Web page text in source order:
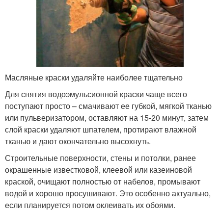
Масляные краски удаляйте наиболее тщательно
Для снятия водоэмульсионной краски чаще всего
поступают просто – смачивают ее губкой, мягкой тканью
или пульверизатором, оставляют на 15-20 минут, затем
слой краски удаляют шпателем, протирают влажной
тканью и дают окончательно высохнуть.
Строительные поверхности, стены и потолки, ранее
окрашенные известковой, клеевой или казеиновой
краской, очищают полностью от набелов, промывают
водой и хорошо просушивают. Это особенно актуально,
если планируется потом оклеивать их обоями.